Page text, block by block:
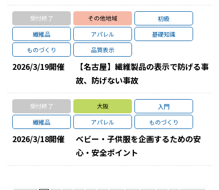
受付終了 その他地域
初級
繊維品
アパレル
基礎知識
ものづくり
品質表示
2026/3/19開催
【名古屋】繊維製品の表示で防げる事
故、防げない事故
受付終了 大阪
入門
繊維品
アパレル ものづくり
2026/3/18開催
べビー・子供服を企画するための安
心・安全ポイント